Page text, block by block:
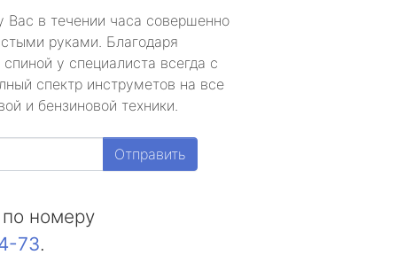
Вас в течении часа совершенно
руками. Благодаря
у специалиста всегда с
спектр инструметов на все
и бензиновой техники.
Отправить
номеру
73.